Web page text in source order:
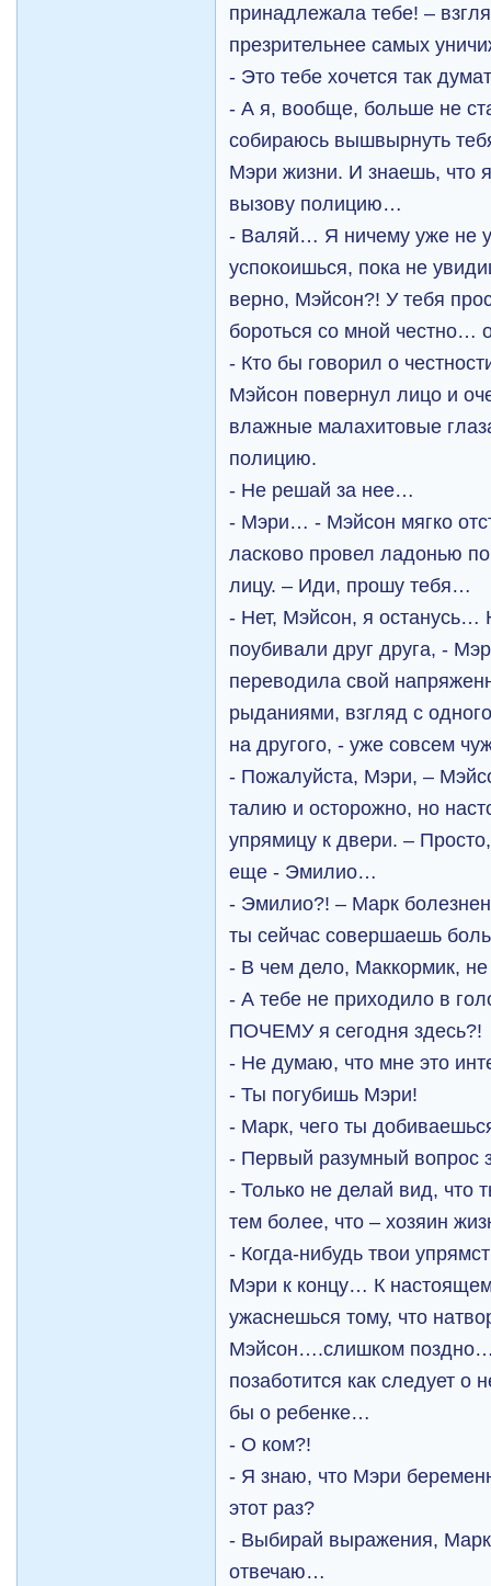
принадлежала тебе! –
презрительнее самых
- Это тебе хочется так
- А я, вообще, больше не
собираюсь вышвырнуть
Мэри жизни. И знаешь, что
вызову полицию…
- Валяй… Я ничему уже не
успокоишься, пока не
верно, Мэйсон?! У тебя
бороться со мной
- Кто бы говорил о
Мэйсон повернул лицо и
влажные малахитовые
полицию.
- Не решай за нее…
- Мэри… - Мэйсон мягко
ласково провел ладонью
лицу. – Иди, прошу тебя…
- Нет, Мэйсон, я останусь…
поубивали друг друга, -
переводила свой
рыданиями, взгляд с
на другого, - уже совсем
- Пожалуйста, Мэри, –
талию и осторожно, но
упрямицу к двери. –
еще - Эмилио…
- Эмилио?! – Марк
ты сейчас совершаешь
- В чем дело, Маккормик, не
- А тебе не приходило в
ПОЧЕМУ я сегодня здесь?!
- Не думаю, что мне это
- Ты погубишь Мэри!
- Марк, чего ты
- Первый разумный вопрос
- Только не делай вид, что
тем более, что – хозяин
- Когда-нибудь твои
Мэри к концу… К
ужаснешься тому, что
Мэйсон….слишком
позаботится как следует о
бы о ребенке…
- О ком?!
- Я знаю, что Мэри
этот раз?
- Выбирай выражения,
отвечаю…